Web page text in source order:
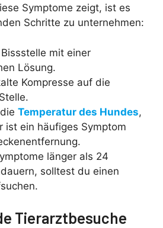
Symptome zeigt, ist es
Schritte zu unternehmen:
mit einer
Lösung.
Kompresse auf die
Temperatur des Hundes,
ist ein häufiges Symptom
länger als 24
solltest du einen
Tierarztbesuche